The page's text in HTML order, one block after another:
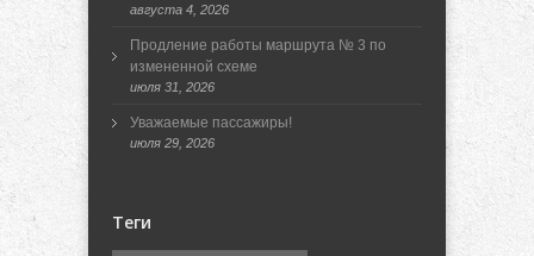
августа 4, 2026
Продление работы маршрута № 3 по
измененной схеме
июля 31, 2026
Уважаемые пассажиры!
июля 29, 2026
Теги